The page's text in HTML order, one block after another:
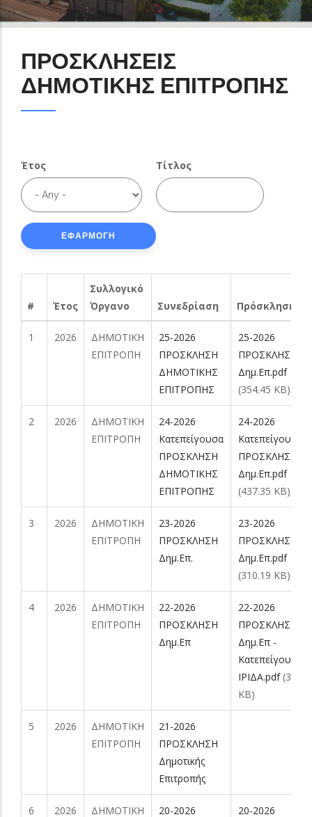
ΠΡΟΣΚΛΗΣΕΙΣ
ΔΗΜΟΤΙΚΗΣ ΕΠΙΤΡΟΠΗΣ
Έτος Τίτλος
# Έτος
Συλλογικό
Όργανο
Συνεδρίαση Πρόσκληση
1 2026
ΔΗΜΟΤΙΚΗ
ΕΠΙΤΡΟΠΗ
25-2026
ΠΡΟΣΚΛΗΣΗ
ΔΗΜΟΤΙΚΗΣ
ΕΠΙΤΡΟΠΗΣ
25-2026
ΠΡΟΣΚΛΗΣΗ
Δημ.Επ.pdf
(354.45 KB)
2 2026
ΔΗΜΟΤΙΚΗ
ΕΠΙΤΡΟΠΗ
24-2026
Kατεπείγουσα
ΠΡΟΣΚΛΗΣΗ
ΔΗΜΟΤΙΚΗΣ
ΕΠΙΤΡΟΠΗΣ
24-2026
Kατεπείγουσα
ΠΡΟΣΚΛΗΣΗ
Δημ.Επ.pdf
(437.35 KB)
3 2026
ΔΗΜΟΤΙΚΗ
ΕΠΙΤΡΟΠΗ
23-2026
ΠΡΟΣΚΛΗΣΗ
Δημ.Επ.
23-2026
ΠΡΟΣΚΛΗΣΗ
Δημ.Επ.pdf
(310.19 KB)
4 2026
ΔΗΜΟΤΙΚΗ
ΕΠΙΤΡΟΠΗ
22-2026
ΠΡΟΣΚΛΗΣΗ
Δημ.Επ
22-2026
ΠΡΟΣΚΛΗΣΗ
Δημ.Επ -
Κατεπείγουσα
ΙΡΙΔΑ.pdf
KB)
5 2026
ΔΗΜΟΤΙΚΗ
ΕΠΙΤΡΟΠΗ
21-2026
ΠΡΟΣΚΛΗΣΗ
Δημοτικής
Επιτροπής
6 2026
ΔΗΜΟΤΙΚΗ
20-2026
20-2026